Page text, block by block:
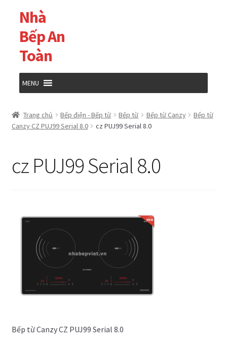
Đi
đến
Điều
hướng
Chuyển
đến
nội
dung
Nhà
Bếp An
Toàn
MENU
Cửa hàng
Giỏ hàng
Thanh toán
Trang Mẫu
Trang chủ Bếp điện - Bếp từ Bếp từ Bếp từ Canzy
Bếp từ
Canzy CZ PUJ99 Serial 8.0
cz PUJ99 Serial 8.0
cz PUJ99 Serial 8.0
Bếp từ Canzy CZ PUJ99 Serial 8.0